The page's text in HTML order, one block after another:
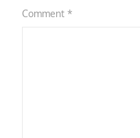
Comment*